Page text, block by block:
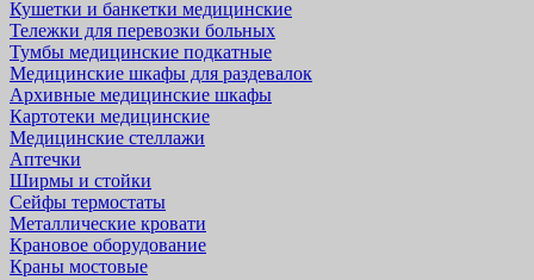
Кушетки и банкетки медицинские
Тележки для перевозки больных
Тумбы медицинские подкатные
Медицинские шкафы для раздевалок
Архивные медицинские шкафы
Картотеки медицинские
Медицинские стеллажи
Аптечки
Ширмы и стойки
Сейфы термостаты
Металлические кровати
Крановое оборудование
Краны мостовые